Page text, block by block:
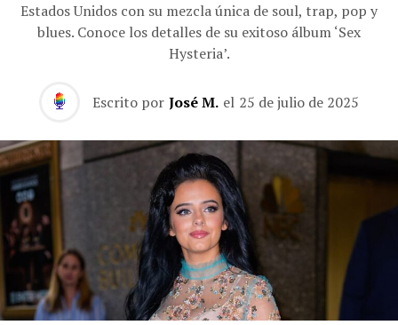
Estados Unidos con su mezcla única de soul, trap, pop y
blues. Conoce los detalles de su exitoso álbum ‘Sex
Hysteria’.
Escrito por José M. el 25 de julio de 2025